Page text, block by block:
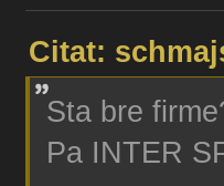
Citat:
Sta bre
Pa INTER